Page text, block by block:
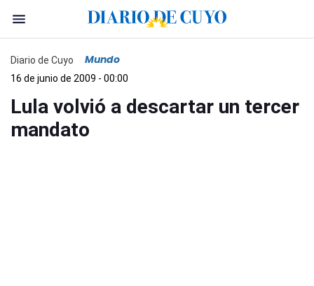
Diario de Cuyo Mundo
16 de junio de 2009 - 00:00
Lula volvió a descartar un tercer
mandato